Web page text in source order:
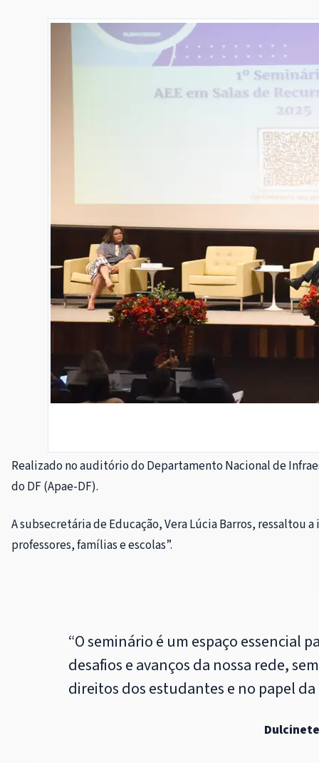
Realizado no auditório do Departamento Nacional de
do DF (Apae-DF).
A subsecretária de Educação, Vera Lúcia Barros, ressaltou
professores, famílias e escolas”.
“O seminário é um espaço essencial
desafios e avanços da nossa rede,
direitos dos estudantes e no papel